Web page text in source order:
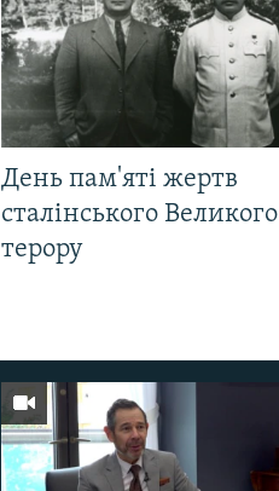
День пам'яті жертв
сталінського Великого
терору